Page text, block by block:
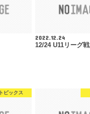
2022.12.24
12/24 U11リーグ戦
トピックス